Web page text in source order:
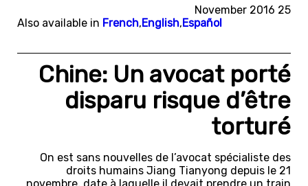
25 November 2016
Also available in French,English,Español
Chine: Un avocat porté
disparu risque d’être
torturé
On est sans nouvelles de l’avocat spécialiste des
droits humains Jiang Tianyong depuis le 21